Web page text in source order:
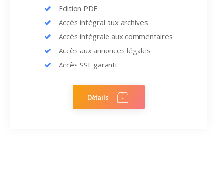
Edition PDF
Accès intégral aux archives
Accès intégrale aux commentaires
Accès aux annonces légales
Accès SSL garanti
Détails